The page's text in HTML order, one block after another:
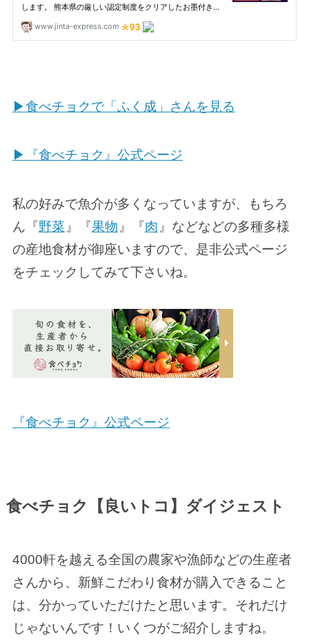
▶食べチョクで「ふく成」さんを見る
▶『食べチョク』公式ページ
私の好みで魚介が多くなっていますが、もちろ
ん『野菜 』『果物 』『肉 』などなどの多種多様
の産地食材が御座いますので、是非公式ページ
をチェックしてみて下さいね。
『食べチョク』公式ページ
食べチョク【良いトコ】ダイジェスト
4000軒を越える全国の農家や漁師などの生産者
さんから、新鮮こだわり食材が購入できること
は、分かっていただけたと思います。それだけ
じゃないんです！いくつがご紹介しますね。